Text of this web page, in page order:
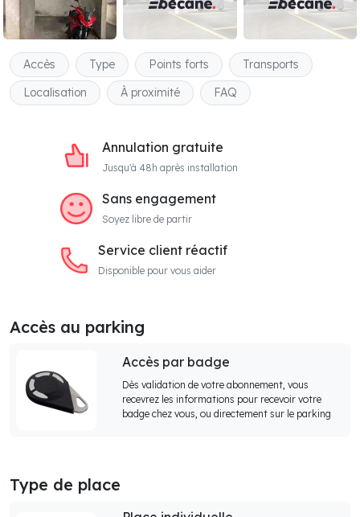
Accès Type Points forts
Transports
Localisation
À proximité FAQ
Annulation gratuite
Jusqu'à 48h après installation
Sans engagement
Soyez libre de partir
Service client réactif
Disponible pour vous aider
Accès au parking
Accès par badge
Dès validation de votre abonnement, vous
recevrez les informations pour recevoir votre
badge chez vous, ou directement sur le parking
Type de place